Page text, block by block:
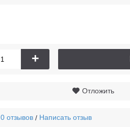
+
Отложить
0 отзывов / Написать отзыв